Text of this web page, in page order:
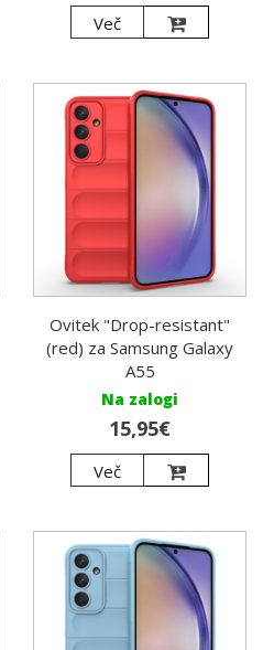
Več
Ovitek "Drop-resistant"
(red) za Samsung Galaxy
A55
Na zalogi
15,95€
Več